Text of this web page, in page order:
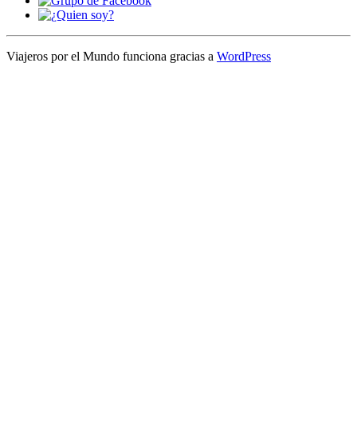
Viajeros por el Mundo funciona gracias a WordPress